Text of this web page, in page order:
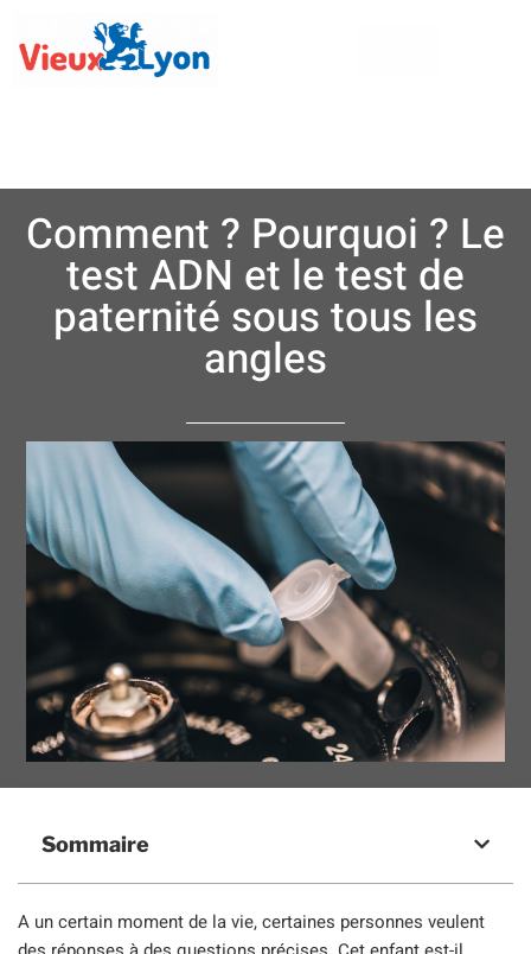
Comment ? Pourquoi ? Le
test ADN et le test de
paternité sous tous les
angles
Sommaire
A un certain moment de la vie, certaines personnes veulent